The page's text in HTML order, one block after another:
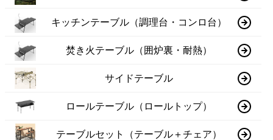
キッチンテーブル（調理台・コンロ台）
焚き火テーブル（囲炉裏・耐熱）
サイドテーブル
ロールテーブル（ロールトップ）
テーブルセット（テーブル＋チェア）